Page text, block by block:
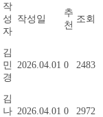
작
성
자
작성일
추
천
조회
김
민
경
2026.04.01 0 2483
김
나 2026.04.01 0 2972